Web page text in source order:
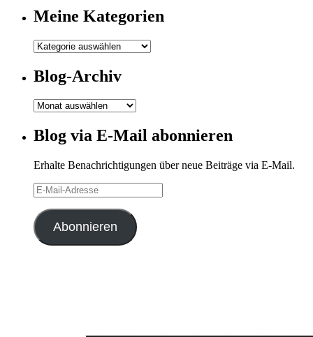
Meine Kategorien
Meine
Blog-Archiv
Blog-
Blog via E-Mail abonnieren
Erhalte Benachrichtigungen über neue Beiträge via E-Mail.
E-
Mail-
Adresse
Abonnieren